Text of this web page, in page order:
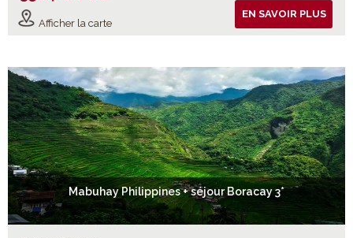
Afficher la carte
EN SAVOIR PLUS
Mabuhay Philippines + séjour Boracay 3*